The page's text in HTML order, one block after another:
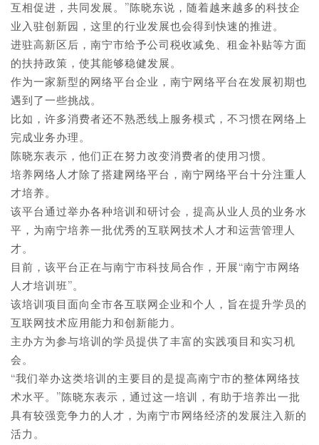
互相促进，共同发展。”陈晓东说，随着越来越多的科技企
业入驻创新园，这里的行业发展也会得到快速的推进。
进驻高新区后，南宁市给予公司税收减免、租金补贴等方面
的扶持政策，使其能够稳健发展。
作为一家新型的网络平台企业，南宁网络平台在发展初期也
遇到了一些挑战。
比如，许多消费者还不熟悉线上服务模式，不习惯在网络上
完成业务办理。
陈晓东表示，他们正在努力改变消费者的使用习惯。
培养网络人才除了搭建网络平台，南宁网络平台十分注重人
才培养。
该平台通过举办各种培训和研讨会，提高从业人员的业务水
平，为南宁培养一批优秀的互联网技术人才和运营管理人
才。
目前，该平台正在与南宁市科技局合作，开展“南宁市网络
人才培训班”。
该培训项目面向全市各互联网企业和个人，旨在提升学员的
互联网技术应用能力和创新能力。
主办方为参与培训的学员提供了丰富的实践项目和实习机
会。
“我们举办这类培训的主要目的是提高南宁市的整体网络技
术水平。”陈晓东表示，通过这一培训，有助于培养出一批
具有较强竞争力的人才，为南宁市网络经济的发展注入新的
活力。